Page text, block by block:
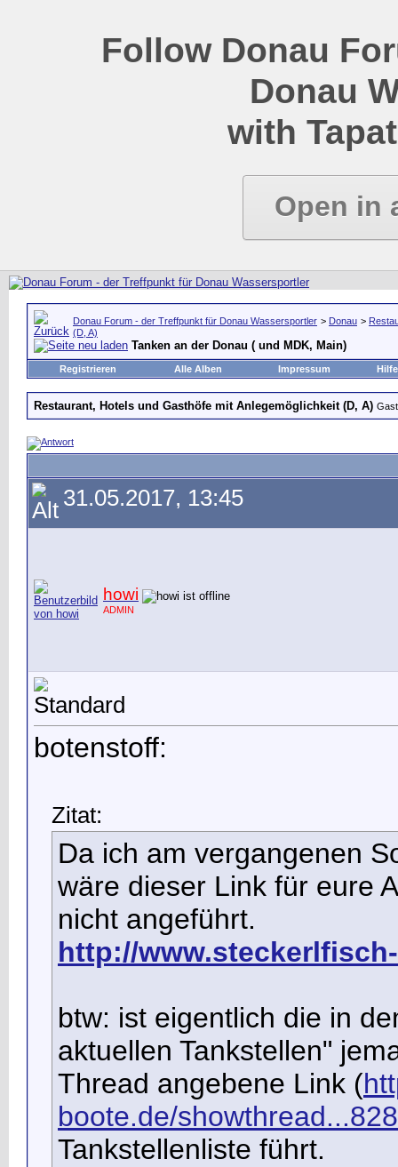
Follow Donau
Donau
with
Open in
Donau Forum - der Treffpunkt für Donau Wassersportler > Donau >
(D, A)
Tanken an der Donau ( und MDK, Main)
Registrieren Alle Alben Impressum Hilfe
Restaurant, Hotels und Gasthöfe mit Anlegemöglichkeit (D, A)
31.05.2017, 13:45
howi
ADMIN
botenstoff:
Zitat:
Da ich am vergangenen
wäre dieser Link für eure
nicht angeführt.
http://
btw: ist eigentlich die in
aktuellen Tankstellen"
Thread angebene Link (
boote.de/
Tankstellenliste führt.